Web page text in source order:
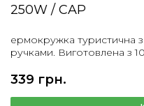
250W / CAP
ермокружка туристична
ручками. Виготовлена з
339 грн.